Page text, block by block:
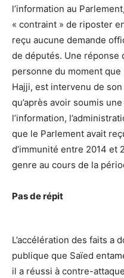
l’information au
« contraint » de riposter
reçu aucune demande
de députés. Une réponse
personne du moment
Hajji, est intervenu de
qu’après avoir soumis
l’information,
que le Parlement avait
d’immunité entre 2014 et
genre au cours de la
Pas de répit
L’accélération des faits a
publique que Saïed
il a réussi à contre-